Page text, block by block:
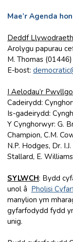
Mae’r Agenda
Deddf
Arolygu papurau
M. Thomas
E-bost:
I Aelodau’r
Cadeirydd:
Is-gadeirydd:
Y Cynghorwyr: G.
Champion, C.M.
N.P. Hodges, Dr.
Stallard, E.
SYLWCH: Bydd
unol â Pholisi
manylion ym
gyfarfodydd fydd
unig.